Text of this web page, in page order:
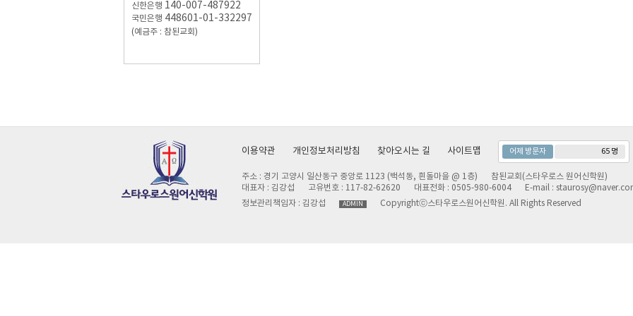
신한은행 140-007-487922
국민은행 448601-01-332297
(예금주 : 참된교회)
이용약관 개인정보처리방침 찾아오시는 길 사이트맵 어제 방문자 65 명
주소 : 경기 고양시 일산동구 중앙로 1123 (백석동, 흰돌마을 @ 1층)
참된교회(스타우로스 원어신학원)
대표자 : 김강섭
고유번호 : 117-82-62620 대표전화 : 0505-980-6004
E-mail :
정보관리책임자 : 김강섭
ADMIN Copyrightⓒ스타우로스원어신학원. All Rights Reserved